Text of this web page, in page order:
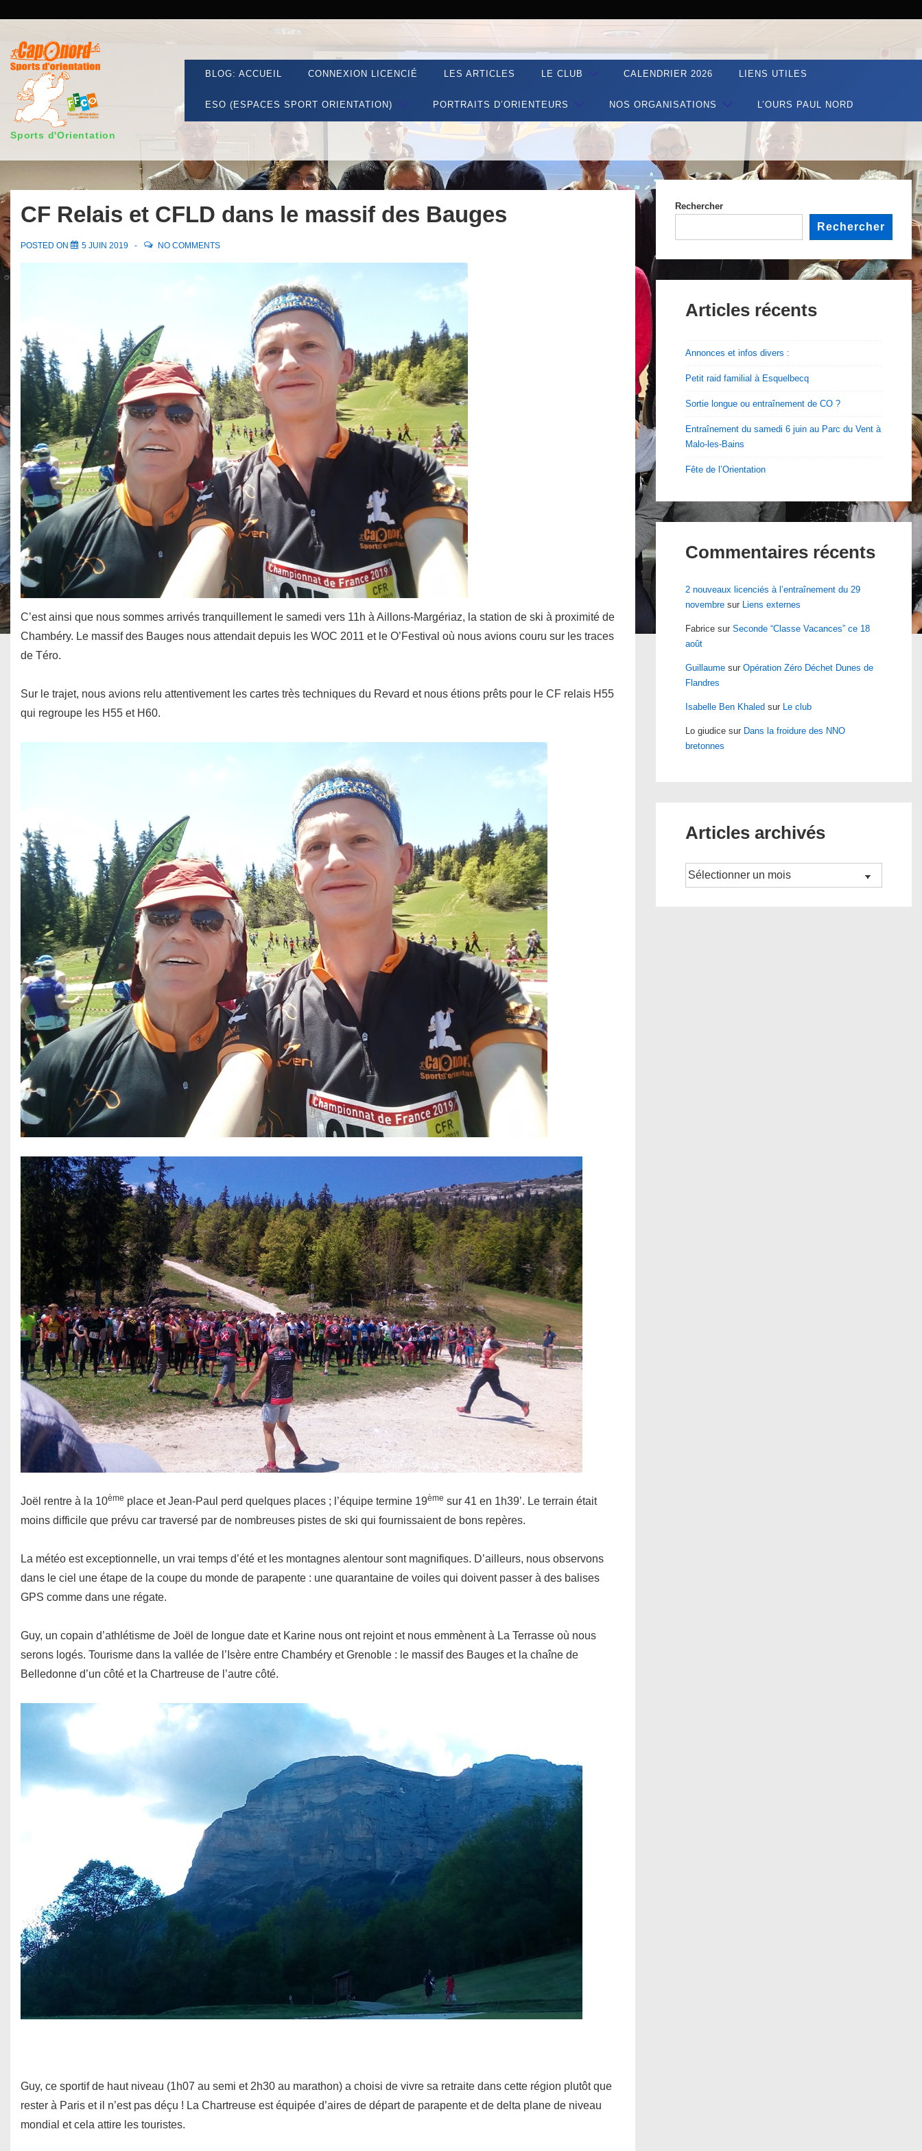
contenu
principal
Navigation
Sports d'Orientation
MainBLOG: ACCUEIL CONNEXION LICENCIÉ LES ARTICLES LE CLUB CALENDRIER 2026 LIENS UTILES
ESO (ESPACES SPORT ORIENTATION) PORTRAITS D’ORIENTEURS NOS ORGANISATIONS L’OURS PAUL NORD
CF Relais et CFLD dans le massif des Bauges
POSTED ON 5 JUIN 2019 NO COMMENTS
C’est ainsi que nous sommes arrivés tranquillement le samedi vers 11h à Aillons-Margériaz, la station de ski à proximité de
Chambéry. Le massif des Bauges nous attendait depuis les WOC 2011 et le O’Festival où nous avions couru sur les traces
de Téro.
Sur le trajet, nous avions relu attentivement les cartes très techniques du Revard et nous étions prêts pour le CF relais H55
qui regroupe les H55 et H60.
Joël rentre à la 10ème place et Jean-Paul perd quelques places ; l’équipe termine 19ème sur 41 en 1h39’. Le terrain était
moins difficile que prévu car traversé par de nombreuses pistes de ski qui fournissaient de bons repères.
La météo est exceptionnelle, un vrai temps d’été et les montagnes alentour sont magnifiques. D’ailleurs, nous observons
dans le ciel une étape de la coupe du monde de parapente : une quarantaine de voiles qui doivent passer à des balises
GPS comme dans une régate.
Guy, un copain d’athlétisme de Joël de longue date et Karine nous ont rejoint et nous emmènent à La Terrasse où nous
serons logés. Tourisme dans la vallée de l’Isère entre Chambéry et Grenoble : le massif des Bauges et la chaîne de
Belledonne d’un côté et la Chartreuse de l’autre côté.
Guy, ce sportif de haut niveau (1h07 au semi et 2h30 au marathon) a choisi de vivre sa retraite dans cette région plutôt que
rester à Paris et il n’est pas déçu ! La Chartreuse est équipée d’aires de départ de parapente et de delta plane de niveau
mondial et cela attire les touristes.
Rechercher
Rechercher
Articles récents
Annonces et infos divers :
Petit raid familial à Esquelbecq
Sortie longue ou entraînement de CO ?
Entraînement du samedi 6 juin au Parc du Vent à
Malo-les-Bains
Fête de l’Orientation
Commentaires récents
2 nouveaux licenciés à l’entraînement du 29
novembresur Liens externes
Fabricesur Seconde “Classe Vacances” ce 18
août
Guillaumesur Opération Zéro Déchet Dunes de
Flandres
Isabelle Ben Khaled sur Le club
Lo giudicesur Dans la froidure des NNO
bretonnes
Articles archivés
Archives